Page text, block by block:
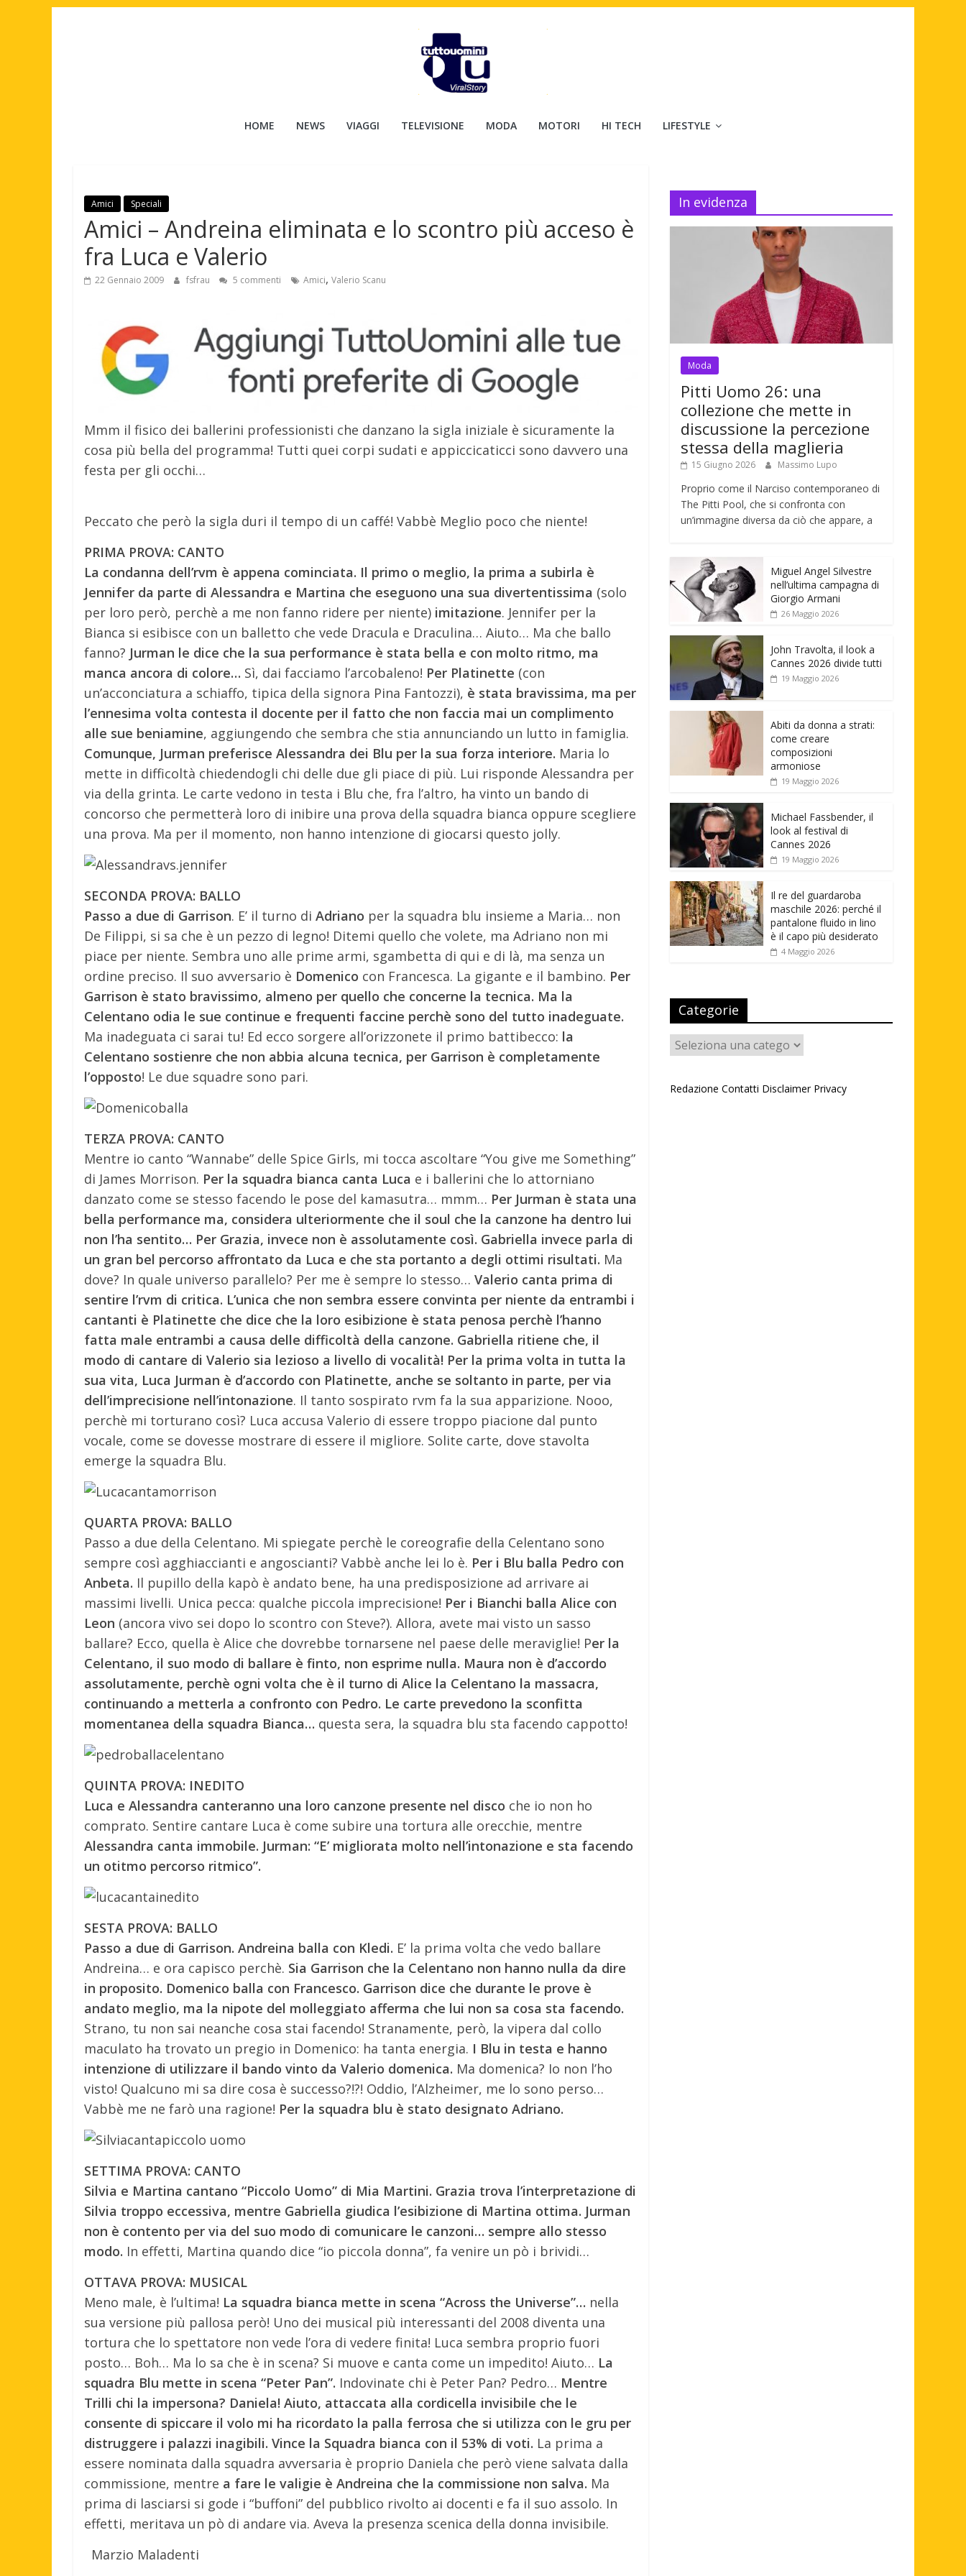
Tuttouomini
Motori,
gay
news
moda
HOME NEWS VIAGGI TELEVISIONE MODA MOTORI HI TECH LIFESTYLE
Amici Speciali
Amici – Andreina eliminata e lo scontro più acceso è
fra Luca e Valerio
22 Gennaio 2009 fsfrau 5 commenti Amici, Valerio Scanu
Mmm il fisico dei ballerini professionisti che danzano la sigla iniziale è sicuramente la
cosa più bella del programma! Tutti quei corpi sudati e appiccicaticci sono davvero una
festa per gli occhi…
Peccato che però la sigla duri il tempo di un caffé! Vabbè Meglio poco che niente!
PRIMA PROVA: CANTO
La condanna dell’rvm è appena cominciata. Il primo o meglio, la prima a subirla è
Jennifer da parte di Alessandra e Martina che eseguono una sua divertentissima (solo
per loro però, perchè a me non fanno ridere per niente) imitazione. Jennifer per la
Bianca si esibisce con un balletto che vede Dracula e Draculina… Aiuto… Ma che ballo
fanno? Jurman le dice che la sua performance è stata bella e con molto ritmo, ma
manca ancora di colore… Sì, dai facciamo l’arcobaleno! Per Platinette (con
un’acconciatura a schiaffo, tipica della signora Pina Fantozzi), è stata bravissima, ma per
l’ennesima volta contesta il docente per il fatto che non faccia mai un complimento
alle sue beniamine, aggiungendo che sembra che stia annunciando un lutto in famiglia.
Comunque, Jurman preferisce Alessandra dei Blu per la sua forza interiore. Maria lo
mette in difficoltà chiedendogli chi delle due gli piace di più. Lui risponde Alessandra per
via della grinta. Le carte vedono in testa i Blu che, fra l’altro, ha vinto un bando di
concorso che permetterà loro di inibire una prova della squadra bianca oppure scegliere
una prova. Ma per il momento, non hanno intenzione di giocarsi questo jolly.
SECONDA PROVA: BALLO
Passo a due di Garrison. E’ il turno di Adriano per la squadra blu insieme a Maria… non
De Filippi, si sa che è un pezzo di legno! Ditemi quello che volete, ma Adriano non mi
piace per niente. Sembra uno alle prime armi, sgambetta di qui e di là, ma senza un
ordine preciso. Il suo avversario è Domenico con Francesca. La gigante e il bambino. Per
Garrison è stato bravissimo, almeno per quello che concerne la tecnica. Ma la
Celentano odia le sue continue e frequenti faccine perchè sono del tutto inadeguate.
Ma inadeguata ci sarai tu! Ed ecco sorgere all’orizzonete il primo battibecco: la
Celentano sostienre che non abbia alcuna tecnica, per Garrison è completamente
l’opposto! Le due squadre sono pari.
TERZA PROVA: CANTO
Mentre io canto “Wannabe” delle Spice Girls, mi tocca ascoltare “You give me Something”
di James Morrison. Per la squadra bianca canta Luca e i ballerini che lo attorniano
danzato come se stesso facendo le pose del kamasutra… mmm… Per Jurman è stata una
bella performance ma, considera ulteriormente che il soul che la canzone ha dentro lui
non l’ha sentito… Per Grazia, invece non è assolutamente così. Gabriella invece parla di
un gran bel percorso affrontato da Luca e che sta portanto a degli ottimi risultati. Ma
dove? In quale universo parallelo? Per me è sempre lo stesso… Valerio canta prima di
sentire l’rvm di critica. L’unica che non sembra essere convinta per niente da entrambi i
cantanti è Platinette che dice che la loro esibizione è stata penosa perchè l’hanno
fatta male entrambi a causa delle difficoltà della canzone. Gabriella ritiene che, il
modo di cantare di Valerio sia lezioso a livello di vocalità! Per la prima volta in tutta la
sua vita, Luca Jurman è d’accordo con Platinette, anche se soltanto in parte, per via
dell’imprecisione nell’intonazione. Il tanto sospirato rvm fa la sua apparizione. Nooo,
perchè mi torturano così? Luca accusa Valerio di essere troppo piacione dal punto
vocale, come se dovesse mostrare di essere il migliore. Solite carte, dove stavolta
emerge la squadra Blu.
QUARTA PROVA: BALLO
Passo a due della Celentano. Mi spiegate perchè le coreografie della Celentano sono
sempre così agghiaccianti e angoscianti? Vabbè anche lei lo è. Per i Blu balla Pedro con
Anbeta. Il pupillo della kapò è andato bene, ha una predisposizione ad arrivare ai
massimi livelli. Unica pecca: qualche piccola imprecisione! Per i Bianchi balla Alice con
Leon (ancora vivo sei dopo lo scontro con Steve?). Allora, avete mai visto un sasso
ballare? Ecco, quella è Alice che dovrebbe tornarsene nel paese delle meraviglie! Per la
Celentano, il suo modo di ballare è finto, non esprime nulla. Maura non è d’accordo
assolutamente, perchè ogni volta che è il turno di Alice la Celentano la massacra,
continuando a metterla a confronto con Pedro. Le carte prevedono la sconfitta
momentanea della squadra Bianca… questa sera, la squadra blu sta facendo cappotto!
QUINTA PROVA: INEDITO
Luca e Alessandra canteranno una loro canzone presente nel disco che io non ho
comprato. Sentire cantare Luca è come subire una tortura alle orecchie, mentre
Alessandra canta immobile. Jurman: “E’ migliorata molto nell’intonazione e sta facendo
un otitmo percorso ritmico”.
SESTA PROVA: BALLO
Passo a due di Garrison. Andreina balla con Kledi. E’ la prima volta che vedo ballare
Andreina… e ora capisco perchè. Sia Garrison che la Celentano non hanno nulla da dire
in proposito. Domenico balla con Francesco. Garrison dice che durante le prove è
andato meglio, ma la nipote del molleggiato afferma che lui non sa cosa sta facendo.
Strano, tu non sai neanche cosa stai facendo! Stranamente, però, la vipera dal collo
maculato ha trovato un pregio in Domenico: ha tanta energia. I Blu in testa e hanno
intenzione di utilizzare il bando vinto da Valerio domenica. Ma domenica? Io non l’ho
visto! Qualcuno mi sa dire cosa è successo?!?! Oddio, l’Alzheimer, me lo sono perso…
Vabbè me ne farò una ragione! Per la squadra blu è stato designato Adriano.
SETTIMA PROVA: CANTO
Silvia e Martina cantano “Piccolo Uomo” di Mia Martini. Grazia trova l’interpretazione di
Silvia troppo eccessiva, mentre Gabriella giudica l’esibizione di Martina ottima. Jurman
non è contento per via del suo modo di comunicare le canzoni… sempre allo stesso
modo. In effetti, Martina quando dice “io piccola donna”, fa venire un pò i brividi…
OTTAVA PROVA: MUSICAL
Meno male, è l’ultima! La squadra bianca mette in scena “Across the Universe”… nella
sua versione più pallosa però! Uno dei musical più interessanti del 2008 diventa una
tortura che lo spettatore non vede l’ora di vedere finita! Luca sembra proprio fuori
posto… Boh… Ma lo sa che è in scena? Si muove e canta come un impedito! Aiuto… La
squadra Blu mette in scena “Peter Pan”. Indovinate chi è Peter Pan? Pedro… Mentre
Trilli chi la impersona? Daniela! Aiuto, attaccata alla cordicella invisibile che le
consente di spiccare il volo mi ha ricordato la palla ferrosa che si utilizza con le gru per
distruggere i palazzi inagibili. Vince la Squadra bianca con il 53% di voti. La prima a
essere nominata dalla squadra avversaria è proprio Daniela che però viene salvata dalla
commissione, mentre a fare le valigie è Andreina che la commissione non salva. Ma
prima di lasciarsi si gode i “buffoni” del pubblico rivolto ai docenti e fa il suo assolo. In
effetti, meritava un pò di andare via. Aveva la presenza scenica della donna invisibile.
Marzio Maladenti
In evidenza
Moda
Pitti Uomo 26: una
collezione che mette in
discussione la percezione
stessa della maglieria
15 Giugno 2026 Massimo Lupo
Proprio come il Narciso contemporaneo di
The Pitti Pool, che si confronta con
un’immagine diversa da ciò che appare, a
Miguel Angel Silvestre
nell’ultima campagna di
Giorgio Armani
26 Maggio 2026
John Travolta, il look a
Cannes 2026 divide tutti
19 Maggio 2026
Abiti da donna a strati:
come creare
composizioni
armoniose
19 Maggio 2026
Michael Fassbender, il
look al festival di
Cannes 2026
19 Maggio 2026
Il re del guardaroba
maschile 2026: perché il
pantalone fluido in lino
è il capo più desiderato
4 Maggio 2026
Categorie
Categorie
Redazione Contatti Disclaimer Privacy